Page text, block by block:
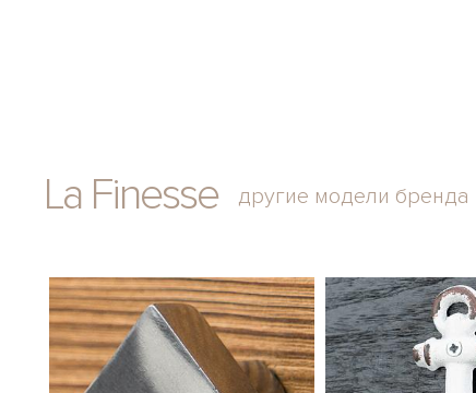
La Finesse другие модели бренда